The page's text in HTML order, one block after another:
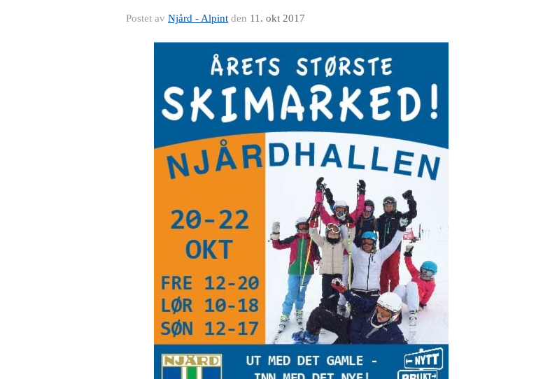
Postet av Njård - Alpint den 11. okt 2017